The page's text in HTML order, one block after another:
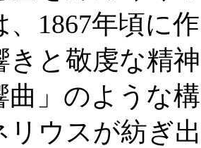
、1867年頃に
きと敬虔な精
曲」のような
ウスが紡ぎ